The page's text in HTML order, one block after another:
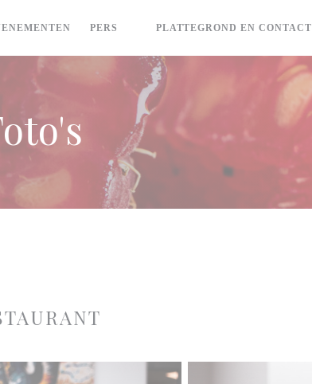
PERS PLATTEGROND EN CONTACT